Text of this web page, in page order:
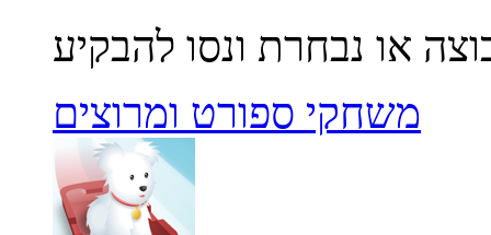
משחקי ספורט ומרוצים